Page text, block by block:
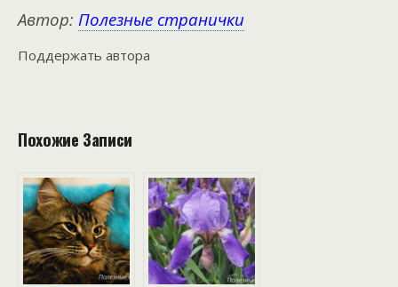
Автор: Полезные странички
Поддержать автора
Похожие Записи